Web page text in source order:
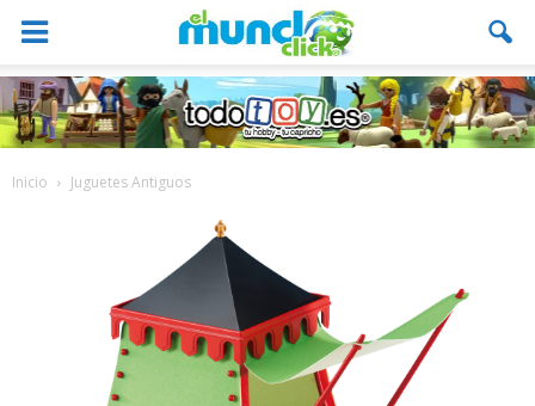
Inicio Juguetes Antiguos